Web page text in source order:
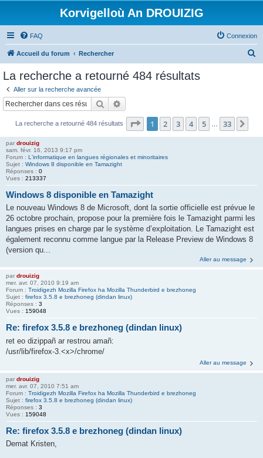
Korvigelloù An DROUIZIG
FAQ Connexion
Accueil du forum Rechercher
c
La recherche a retourné 484 résultats
Aller sur la recherche avancée
Rechercher
La recherche a retourné 484 résultats Page 1sur33
1 2 3 4 5 33
par drouizig
sam. févr. 16, 2013 9:17 pm
Forum : L'informatique en langues régionales et minoritaires
Sujet : Windows 8 disponible en Tamazight
Réponses : 0
Vues : 213337
Windows 8 disponible en Tamazight
Le nouveau Windows 8 de Microsoft, dont la sortie officielle est prévue le
26 octobre prochain, propose pour la première fois le Tamazight parmi les
langues prises en charge par le système d’exploitation. Le Tamazight est
également reconnu comme langue par la Release Preview de Windows 8
(version qu...
Aller au message
par drouizig
mer. avr. 07, 2010 9:19 am
Forum : Troidigezh Mozilla Firefox ha Mozilla Thunderbird e brezhoneg
Sujet : firefox 3.5.8 e brezhoneg (dindan linux)
Réponses : 3
Vues : 159048
Re: firefox 3.5.8 e brezhoneg (dindan linux)
ret eo dizippañ ar restrou amañ:
/usr/lib/firefox-3.<x>/chrome/
Aller au message
par drouizig
mer. avr. 07, 2010 7:51 am
Forum : Troidigezh Mozilla Firefox ha Mozilla Thunderbird e brezhoneg
Sujet : firefox 3.5.8 e brezhoneg (dindan linux)
Réponses : 3
Vues : 159048
Re: firefox 3.5.8 e brezhoneg (dindan linux)
Demat Kristen,